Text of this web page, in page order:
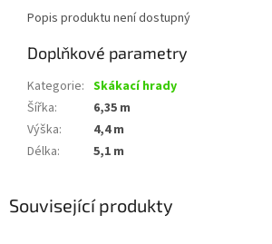
Popis produktu není dostupný
Doplňkové parametry
Kategorie: Skákací hrady
Šířka:
6,35 m
Výška:
4,4 m
Délka: 5,1 m
Související produkty